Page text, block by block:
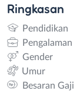
Ringkasan
Pendidikan
Pengalaman
Gender
Umur
Besaran Gaji